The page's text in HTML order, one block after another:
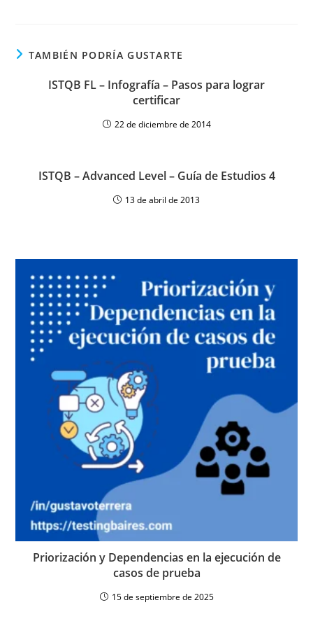
TAMBIÉN PODRÍA GUSTARTE
ISTQB FL – Infografía – Pasos para lograr
certificar
22 de diciembre de 2014
ISTQB – Advanced Level – Guía de Estudios 4
13 de abril de 2013
Priorización y Dependencias en la ejecución de
casos de prueba
15 de septiembre de 2025